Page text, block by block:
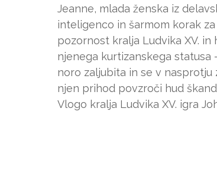
Jeanne, mlada ženska iz
inteligenco in šarmom korak
pozornost kralja Ludvika XV.
njenega kurtizanskega statusa
noro zaljubita in se v
njen prihod povzroči hud
Vlogo kralja Ludvika XV. igra